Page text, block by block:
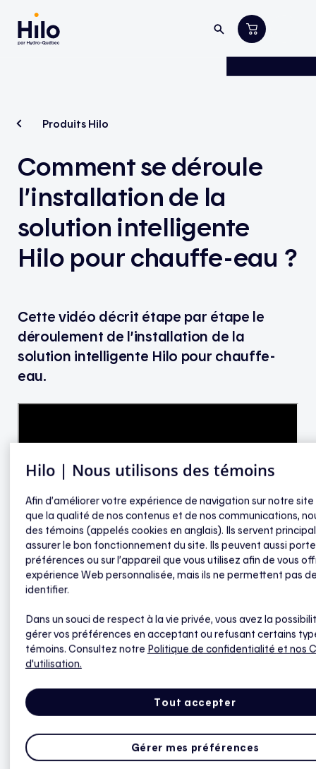
Produits Hilo
Comment se déroule
l’installation de la
solution intelligente
Hilo pour chauffe-eau ?
Cette vidéo décrit étape par étape le
déroulement de l’installation de la
solution intelligente Hilo pour chauffe-
eau.
Contrôleur intelligent Hilo pour chauffe-
eau
Quels sont les bénéfices financiers de la solution
intelligente Hilo pour chauffe-eau ?
Qu’est-ce qui distingue la solution intelligente Hilo
pour chauffe-eau de la solution partenaire
Hilo | Nous utilisons des témoins
Afin d’améliorer votre expérience de navigation sur notre site
que la qualité de nos contenus et de nos communications,
des témoins (appelés cookies en anglais). Ils servent
assurer le bon fonctionnement du site. Ils peuvent aussi
préférences ou sur l’appareil que vous utilisez afin de vous
expérience Web personnalisée, mais ils ne permettent pas
identifier.
Dans un souci de respect à la vie privée, vous avez la
gérer vos préférences en acceptant ou refusant certains
témoins. Consultez notre Politique de confidentialité et nos
d'utilisation.
Tout accepter
Gérer mes préférences